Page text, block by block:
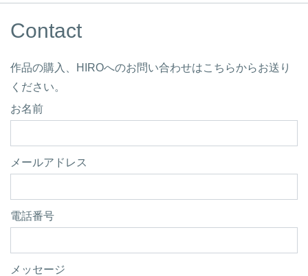
Contact
作品の購入、HIROへのお問い合わせはこちらからお送り
ください。
お名前
メールアドレス
電話番号
メッセージ